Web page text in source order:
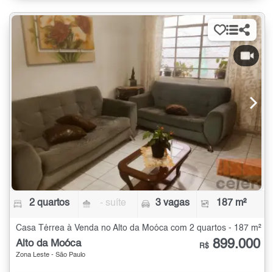
2 quartos - suíte 3 vagas 187 m²
Casa Térrea à Venda no Alto da Moóca com 2 quartos - 187 m²
Alto da Moóca
Zona Leste - São Paulo
R$ 899.000